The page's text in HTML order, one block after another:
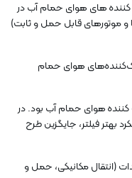
(حدود 1900 تا 1930) از پاک کننده های هوای حمام آب در
و موتورهای قابل حمل و ثابت)
هوای حمام
کننده هوای حمام آب بود. در
بهتر فیلتر، جایگزین طرح
(انتقال مکانیکی، حمل و